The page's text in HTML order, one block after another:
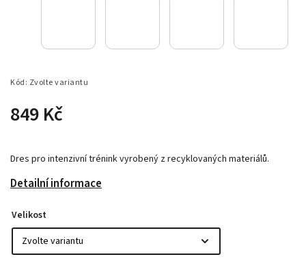
Kód: Zvolte variantu
849 Kč
Dres pro intenzivní trénink vyrobený z recyklovaných materiálů.
Detailní informace
Velikost